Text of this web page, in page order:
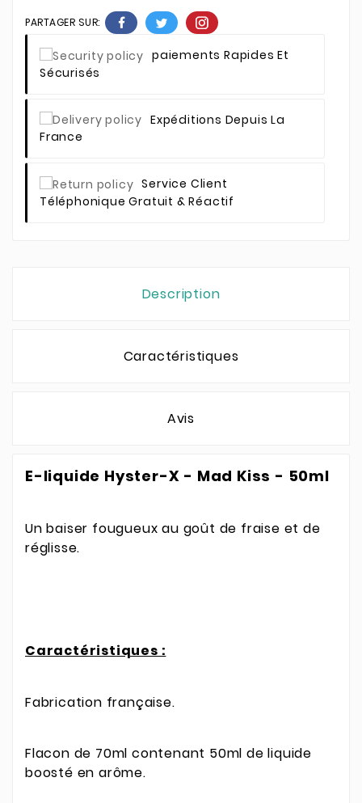
PARTAGER SUR:
Paiements Rapides Et
Sécurisés
Expéditions Depuis La
France
Service Client
Téléphonique Gratuit & Réactif
Description
Caractéristiques
Avis
E-liquide Hyster-X - Mad Kiss - 50ml
Un baiser fougueux au goût de fraise et de
réglisse.
Caractéristiques :
Fabrication française.
Flacon de 70ml contenant 50ml de liquide
boosté en arôme.